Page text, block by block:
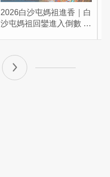
2026白沙屯媽祖進香｜白
沙屯媽祖回鑾進入倒數 預